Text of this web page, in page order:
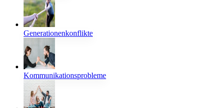
Generationenkonflikte
Kommunikationsprobleme